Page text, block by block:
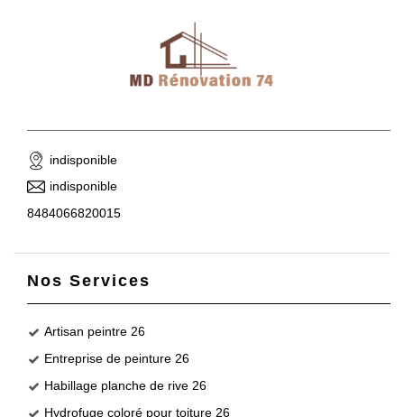
indisponible
indisponible
8484066820015
Nos Services
Artisan peintre 26
Entreprise de peinture 26
Habillage planche de rive 26
Hydrofuge coloré pour toiture 26